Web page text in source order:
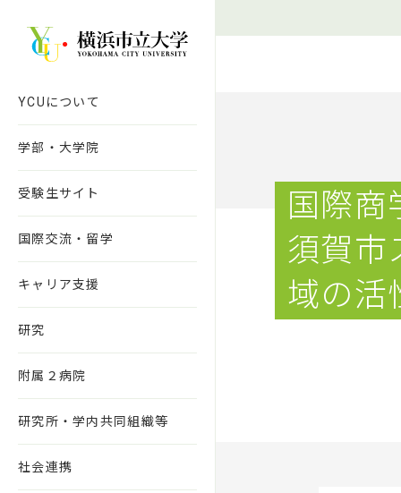
YCUについて
学部・大学院
受験生サイト
国際交流・留学
キャリア支援
研究
附属２病院
研究所・学内共同組織等
社会連携
国際商
須賀市
域の活